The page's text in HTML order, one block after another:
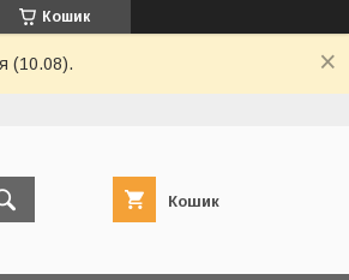
Кошик
(10.08).
Кошик